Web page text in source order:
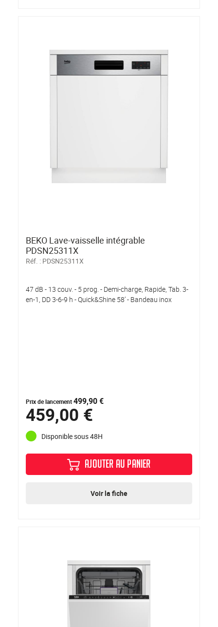
BEKO Lave-vaisselle intégrable
PDSN25311X
Réf. : PDSN25311X
47 dB - 13 couv. - 5 prog. - Demi-charge, Rapide, Tab. 3-
en-1, DD 3-6-9 h - Quick&Shine 58’ - Bandeau inox
Prix de lancement499,90 €
459,00 €
Disponible sous 48H
AJOUTER AU PANIER
Voir la fiche